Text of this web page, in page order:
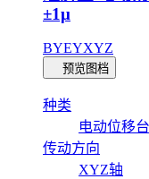
±1μ
BYEYXYZ
预览图档
种类
电动位移台
传动方向
XYZ轴